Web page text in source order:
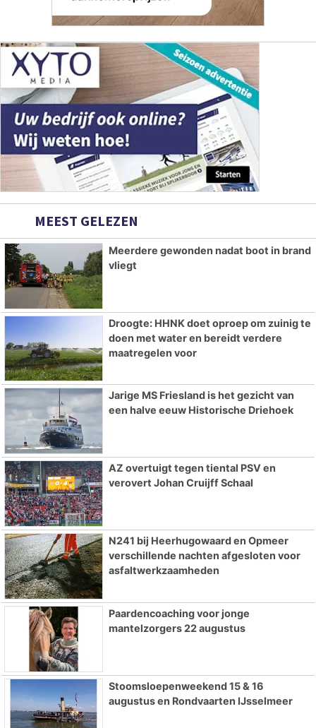
MEEST GELEZEN
Meerdere gewonden nadat boot in brand
vliegt
Droogte: HHNK doet oproep om zuinig te
doen met water en bereidt verdere
maatregelen voor
Jarige MS Friesland is het gezicht van
een halve eeuw Historische Driehoek
AZ overtuigt tegen tiental PSV en
verovert Johan Cruijff Schaal
N241 bij Heerhugowaard en Opmeer
verschillende nachten afgesloten voor
asfaltwerkzaamheden
Paardencoaching voor jonge
mantelzorgers 22 augustus
Stoomsloepenweekend 15 & 16
augustus en Rondvaarten IJsselmeer